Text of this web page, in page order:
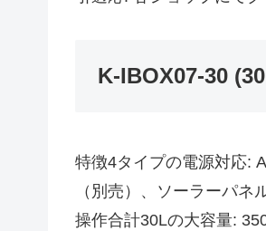
K-IBOX07-30
特徴4タイプの電源対応:
（別売）、ソーラーパ
操作合計30Lの大容量: